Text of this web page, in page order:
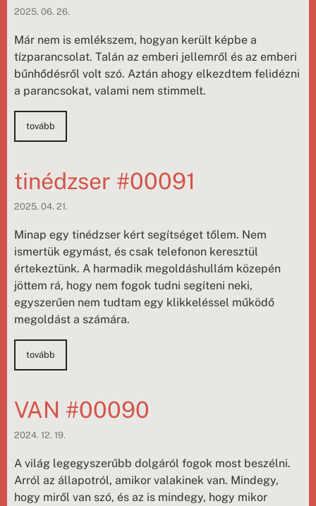
2025. 06. 26.
Már nem is emlékszem, hogyan került képbe a
tízparancsolat. Talán az emberi jellemről és az emberi
bűnhődésről volt szó. Aztán ahogy elkezdtem felidézni
a parancsokat, valami nem stimmelt.
tovább
tinédzser #00091
2025. 04. 21.
Minap egy tinédzser kért segítséget tőlem. Nem
ismertük egymást, és csak telefonon keresztül
értekeztünk. A harmadik megoldáshullám közepén
jöttem rá, hogy nem fogok tudni segíteni neki,
egyszerűen nem tudtam egy klikkeléssel működő
megoldást a számára.
tovább
VAN #00090
2024. 12. 19.
A világ legegyszerűbb dolgáról fogok most beszélni.
Arról az állapotról, amikor valakinek van. Mindegy,
hogy miről van szó, és az is mindegy, hogy mikor